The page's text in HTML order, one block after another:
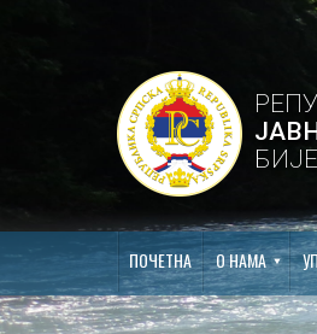
ПОЧЕТНА О НАМА